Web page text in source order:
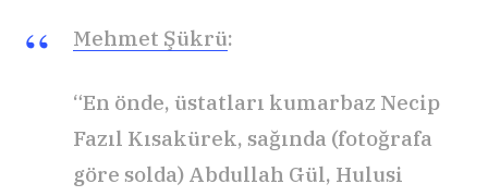
Mehmet Şükrü:
“En önde, üstatları kumarbaz Necip
Fazıl Kısakürek, sağında (fotoğrafa
göre solda) Abdullah Gül, Hulusi